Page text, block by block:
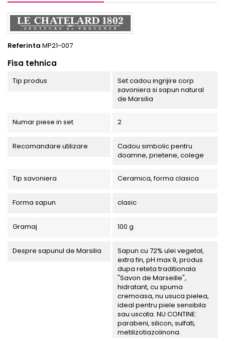
Referinta MP21-007
Fisa tehnica
Tip produs
Set cadou ingrijire corp
savoniera si sapun natural
de Marsilia
Numar piese in set 2
Recomandare utilizare
Cadou simbolic pentru
doamne, prietene, colege
Tip savoniera Ceramica, forma clasica
Forma sapun clasic
Gramaj 100 g
Despre sapunul de Marsilia
Sapun cu 72% ulei vegetal,
extra fin, pH max 9, produs
dupa reteta traditionala
"Savon de Marseille",
hidratant, cu spuma
cremoasa, nu usuca pielea,
ideal pentru piele sensibila
sau uscata. NU CONTINE:
parabeni, silicon, sulfati,
metilizotiazolinona.